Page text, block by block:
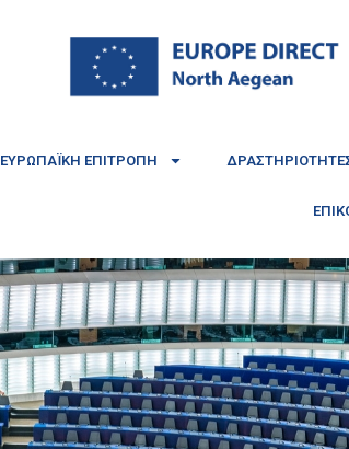
ΕΥΡΩΠΑΪΚΉ ΕΠΙΤΡΟΠΉ